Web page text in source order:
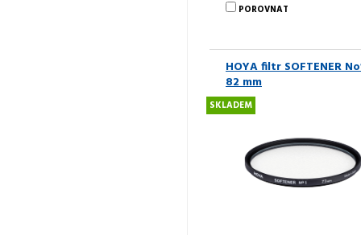
POROVNAT
HOYA filtr SOFTENER
82 mm
SKLADEM